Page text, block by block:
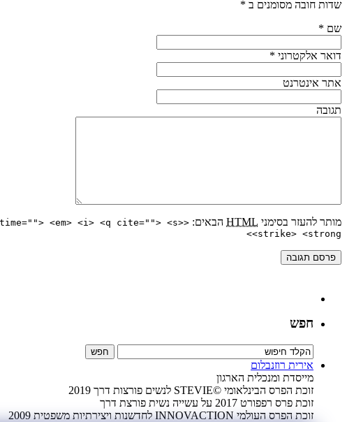
שדות חובה מסומנים ב *
שם *
דואר אלקטרוני *
אתר אינטרנט
תגובה
מותר להעזר בסימני HTML הבאים:
<em> <i> <q cite=""> <s>
<strike> <strong>
חפש
אירית רוזנבלום
מייסדת ומנכלית הארגון
זוכת הפרס הבינלאומי ©STEVIE לנשים פורצות דרך 2019
זוכת פרס רפפורט 2017 על עשייה נשית פורצת דרך
זוכת הפרס העולמי INNOVACTION לחדשנות ויצירתיות משפטית 2009